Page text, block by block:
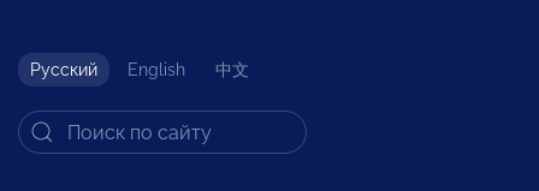
Русский English 中文